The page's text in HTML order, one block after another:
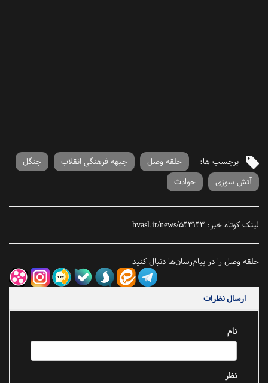
برچسب ها: حلقه وصل جبهه فرهنگی انقلاب
جنگل
آتش سوزی
حوادث
لینک کوتاه خبر: hvasl.ir/news/543143
حلقه وصل را در پیام‌رسان‌ها دنبال کنید
ارسال نظرات
نام
نظر